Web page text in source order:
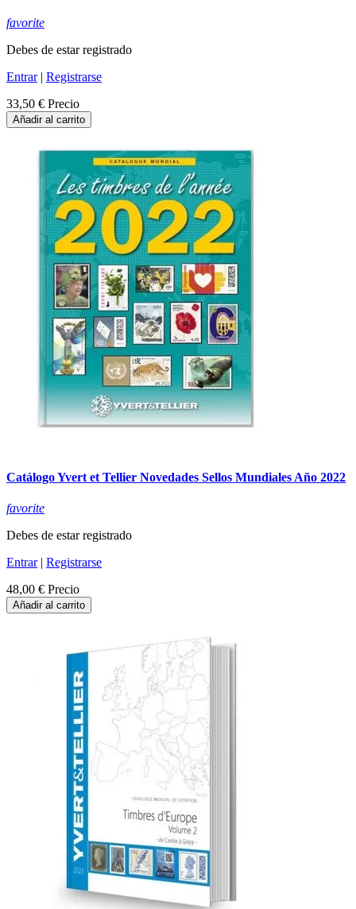
favorite
Debes de estar registrado
Entrar| Registrarse
33,50 € Precio
Añadir al carrito
Catálogo Yvert et Tellier Novedades Sellos Mundiales Año 2022
favorite
Debes de estar registrado
Entrar| Registrarse
48,00 € Precio
Añadir al carrito